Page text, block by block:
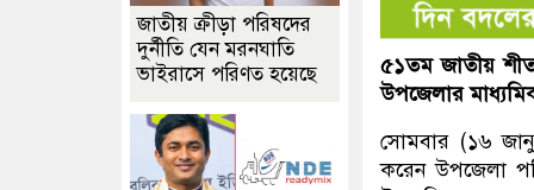
৫১তম জাতীয়
উপজেলার মাধ্যমিক
সোমবার (১৬
করেন উপজেলা
জাতীয় ক্রীড়া পরিষদের
দুর্নীতি যেন মরনঘাতি
ভাইরাসে পরিণত হয়েছে